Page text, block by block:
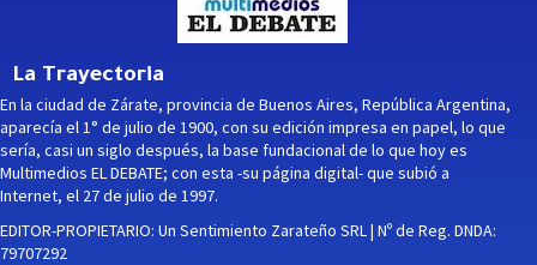
La Trayectoria
En la ciudad de Zárate, provincia de Buenos Aires, República Argentina,
aparecía el 1° de julio de 1900, con su edición impresa en papel, lo que
sería, casi un siglo después, la base fundacional de lo que hoy es
Multimedios EL DEBATE; con esta -su página digital- que subió a
Internet, el 27 de julio de 1997.
EDITOR-PROPIETARIO: Un Sentimiento Zarateño SRL | Nº de Reg. DNDA:
79707292